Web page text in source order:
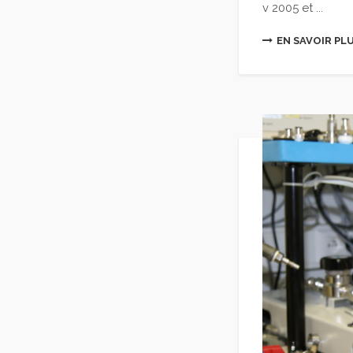
v 2005 et ...
EN SAVOIR